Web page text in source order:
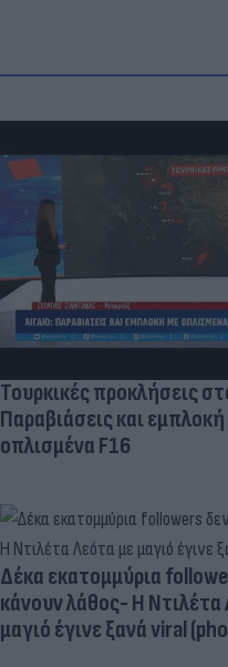
Τουρκικές προκλήσεις
Παραβιάσεις και
οπλισμένα F16
Δέκα εκατομμύρια
κάνουν λάθος- Η Ντιλέτα
μαγιό έγινε ξανά viral